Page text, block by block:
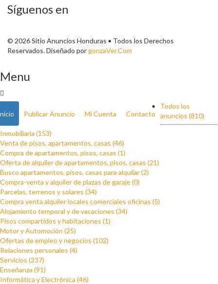
Síguenos en
© 2026 Sitio Anuncios Honduras • Todos los Derechos
Reservados. Diseñado porgonzaVer.Com
Menu
Publicar Anuncio Mi Cuenta Contacto
Todos los
anuncios (810)
Inmobiliaria (153)
Venta de pisos, apartamentos, casas (46)
Compra de apartamentos, pisos, casas (1)
Oferta de alquiler de apartamentos, pisos, casas (21)
Busco apartamentos, pisos, casas para alquilar (2)
Compra-venta y alquiler de plazas de garaje (0)
Parcelas, terrenos y solares (34)
Compra venta alquiler locales comerciales oficinas (5)
Alojamiento temporal y de vacaciones (34)
Pisos compartidos y habitaciones (1)
Motor y Automoción (25)
Ofertas de empleo y negocios (102)
Relaciones personales (4)
Servicios (237)
Enseñanza (91)
Informática y Electrónica (46)